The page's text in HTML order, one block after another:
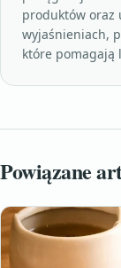
produktów oraz
wyjaśnieniach,
które pomagają
Powiązane